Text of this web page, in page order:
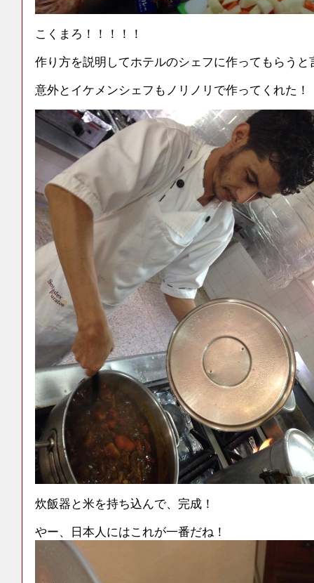
こくまろ！！！！！
作り方を説明してホテルのシェフに作ってもらうと
意外とイケメンシェフもノリノリで作ってくれた！
炊飯器と米を持ち込んで、完成！
やー、日本人にはこれが一番だね！